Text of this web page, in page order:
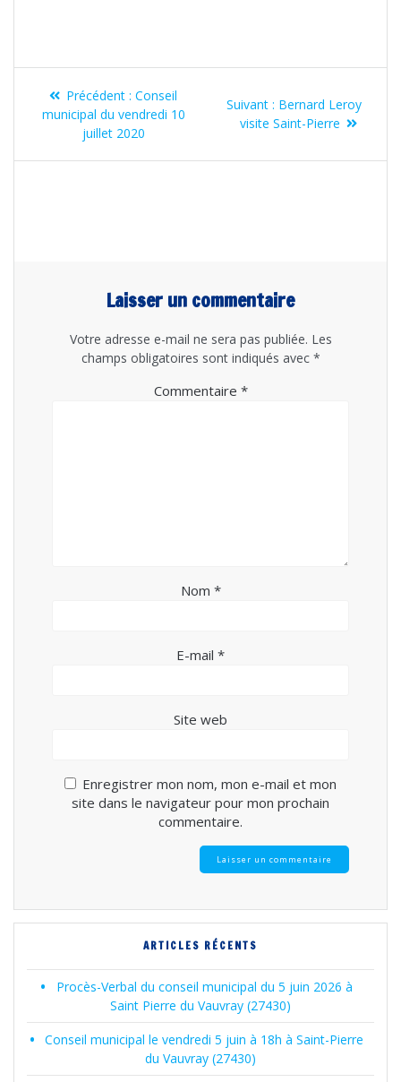
Navigation
l’article
Précédent : Article
précédent
:
Conseil
municipal du vendredi 10
juillet 2020
Suivant : Article
suivant
Bernard Leroy
visite Saint-Pierre
Laisser un commentaire
Votre adresse e-mail ne sera pas publiée. Les
champs obligatoires sont indiqués avec *
Commentaire *
Nom *
E-mail *
Site web
Enregistrer mon nom, mon e-mail et mon
site dans le navigateur pour mon prochain
commentaire.
ARTICLES RÉCENTS
Procès-Verbal du conseil municipal du 5 juin 2026 à
Saint Pierre du Vauvray (27430)
Conseil municipal le vendredi 5 juin à 18h à Saint-Pierre
du Vauvray (27430)